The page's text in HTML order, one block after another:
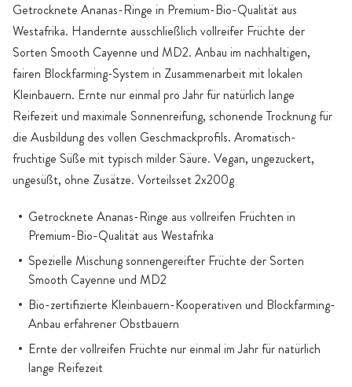
Getrocknete Ananas-Ringe in Premium-Bio-Qualität aus
Westafrika. Handernte ausschließlich vollreifer Früchte der
Sorten Smooth Cayenne und MD2. Anbau im nachhaltigen,
fairen Blockfarming-System in Zusammenarbeit mit lokalen
Kleinbauern. Ernte nur einmal pro Jahr für natürlich lange
Reifezeit und maximale Sonnenreifung, schonende Trocknung für
die Ausbildung des vollen Geschmackprofils. Aromatisch-
fruchtige Süße mit typisch milder Säure. Vegan, ungezuckert,
ungesüßt, ohne Zusätze. Vorteilsset 2x200g
Getrocknete Ananas-Ringe aus vollreifen Früchten in
Premium-Bio-Qualität aus Westafrika
Spezielle Mischung sonnengereifter Früchte der Sorten
Smooth Cayenne und MD2
Bio-zertifizierte Kleinbauern-Kooperativen und Blockfarming-
Anbau erfahrener Obstbauern
Ernte der vollreifen Früchte nur einmal im Jahr für natürlich
lange Reifezeit